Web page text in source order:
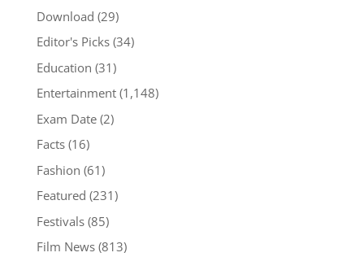
Download (29)
Editor's Picks(34)
Education (31)
Entertainment(1,148)
Exam Date(2)
Facts(16)
Fashion (61)
Featured (231)
Festivals(85)
Film News(813)